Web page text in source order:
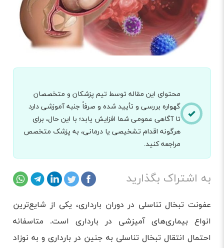
محتوای این مقاله توسط تیم پزشکان و متخصصان
گهواره بررسی و تأیید شده و صرفاً جنبه آموزشی دارد
تا آگاهی عمومی شما افزایش یابد؛ با این حال، برای
هرگونه اقدام تشخیصی یا درمانی، به پزشک متخصص
مراجعه کنید.
به اشتراک بگذارید
عفونت تبخال تناسلی در دوران بارداری، یکی از شایع‌ترین
انواع بیماری‌های آمیزشی در بارداری است. متاسفانه
احتمال انتقال تبخال تناسلی به جنین در بارداری و به نوزاد